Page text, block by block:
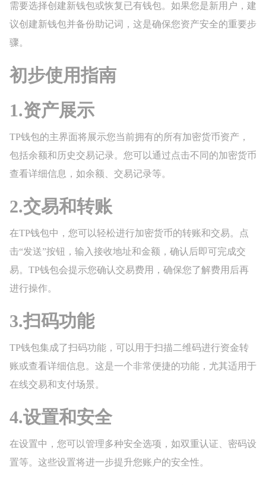
需要选择创建新钱包或恢复已有钱包。如果您是新用户，建
议创建新钱包并备份助记词，这是确保您资产安全的重要步
骤。
初步使用指南
1.资产展示
TP钱包的主界面将展示您当前拥有的所有加密货币资产，
包括余额和历史交易记录。您可以通过点击不同的加密货币
查看详细信息，如余额、交易记录等。
2.交易和转账
在TP钱包中，您可以轻松进行加密货币的转账和交易。点
击“发送”按钮，输入接收地址和金额，确认后即可完成交
易。TP钱包会提示您确认交易费用，确保您了解费用后再
进行操作。
3.扫码功能
TP钱包集成了扫码功能，可以用于扫描二维码进行资金转
账或查看详细信息。这是一个非常便捷的功能，尤其适用于
在线交易和支付场景。
4.设置和安全
在设置中，您可以管理多种安全选项，如双重认证、密码设
置等。这些设置将进一步提升您账户的安全性。